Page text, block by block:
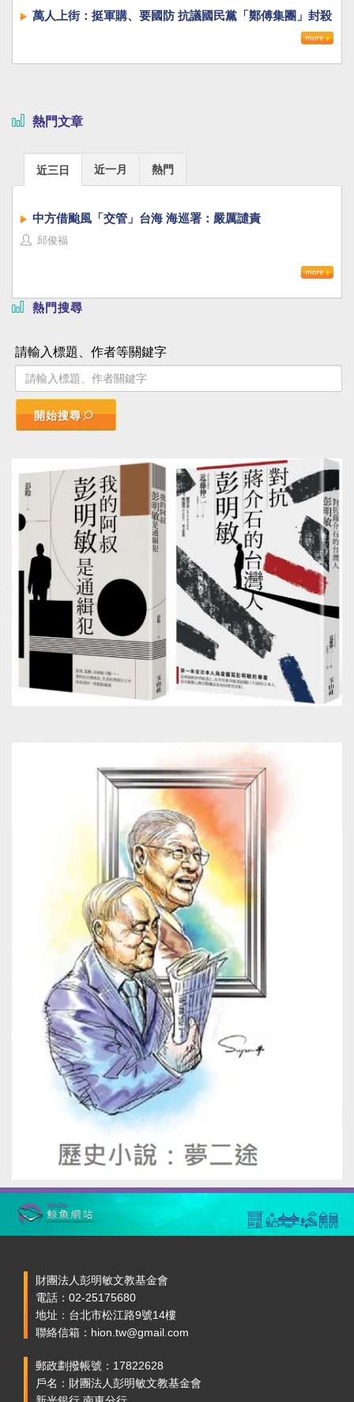
萬人上街：挺軍購、要國防 抗議國民黨「鄭傅集團」封殺
熱門文章
近三日 近一月 熱門
中方借颱風「交管」台海 海巡署：嚴厲譴責
邱俊福
熱門搜尋
請輸入標題、作者等關鍵字
開始搜尋
財團法人彭明敏文教基金會
電話：02-25175680
地址：台北市松江路9號14樓
聯絡信箱：hion.tw@gmail.com
郵政劃撥帳號：17822628
戶名：財團法人彭明敏文教基金會